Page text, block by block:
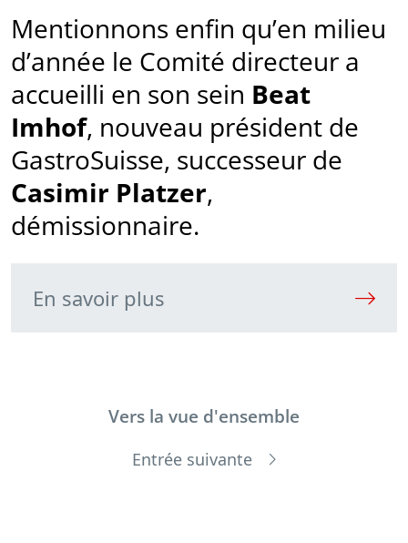
Mentionnons enfin qu’en milieu
d’année le Comité directeur a
accueilli en son sein Beat
Imhof, nouveau président de
GastroSuisse, successeur de
Casimir Platzer,
démissionnaire.
En savoir plus
Vers la vue d'ensemble
Entrée suivante